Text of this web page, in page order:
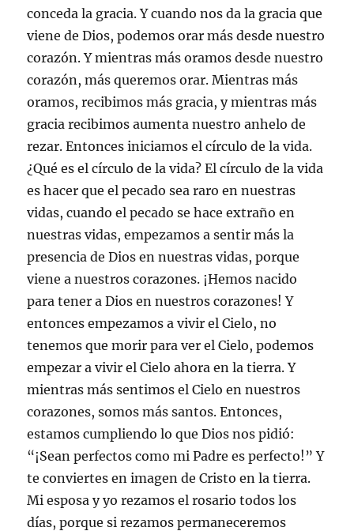
conceda la gracia. Y cuando nos da la gracia que
viene de Dios, podemos orar más desde nuestro
corazón. Y mientras más oramos desde nuestro
corazón, más queremos orar. Mientras más
oramos, recibimos más gracia, y mientras más
gracia recibimos aumenta nuestro anhelo de
rezar. Entonces iniciamos el círculo de la vida.
¿Qué es el círculo de la vida? El círculo de la vida
es hacer que el pecado sea raro en nuestras
vidas, cuando el pecado se hace extraño en
nuestras vidas, empezamos a sentir más la
presencia de Dios en nuestras vidas, porque
viene a nuestros corazones. ¡Hemos nacido
para tener a Dios en nuestros corazones! Y
entonces empezamos a vivir el Cielo, no
tenemos que morir para ver el Cielo, podemos
empezar a vivir el Cielo ahora en la tierra. Y
mientras más sentimos el Cielo en nuestros
corazones, somos más santos. Entonces,
estamos cumpliendo lo que Dios nos pidió:
“¡Sean perfectos como mi Padre es perfecto!” Y
te conviertes en imagen de Cristo en la tierra.
Mi esposa y yo rezamos el rosario todos los
días, porque si rezamos permaneceremos